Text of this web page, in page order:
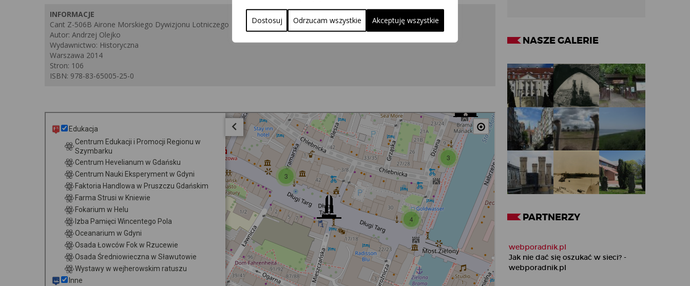
Dostosuj Odrzucam wszystkie Akceptuję wszystkie
INFORMACJE
Cant Z-506B Airone Morskiego Dywizjonu Lotniczego
Autor: Andrzej Olejko
Wydawnictwo: Historyczna
Warszawa 2014
Stron: 106
ISBN: 978-83-65005-25-0
NASZE GALERIE
PARTNERZY
webporadnik.pl
Jak nie dać się oszukać w sieci? -
webporadnik.pl